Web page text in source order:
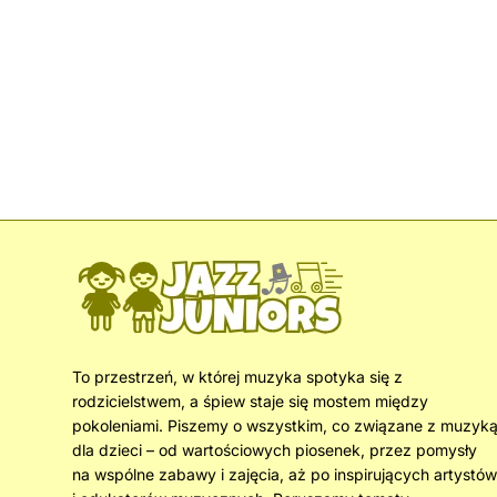
To przestrzeń, w której muzyka spotyka się z
rodzicielstwem, a śpiew staje się mostem między
pokoleniami. Piszemy o wszystkim, co związane z muzyką
dla dzieci – od wartościowych piosenek, przez pomysły
na wspólne zabawy i zajęcia, aż po inspirujących artystów